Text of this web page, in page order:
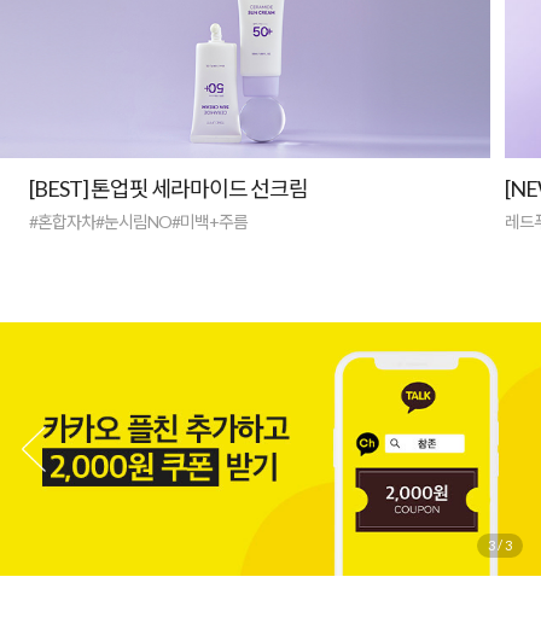
[BEST] 톤업핏 세라마이드 선크림
#혼합자차#눈시림NO#미백+주름 레드
3/3